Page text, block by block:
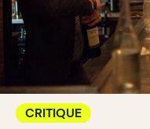
CRITIQUE